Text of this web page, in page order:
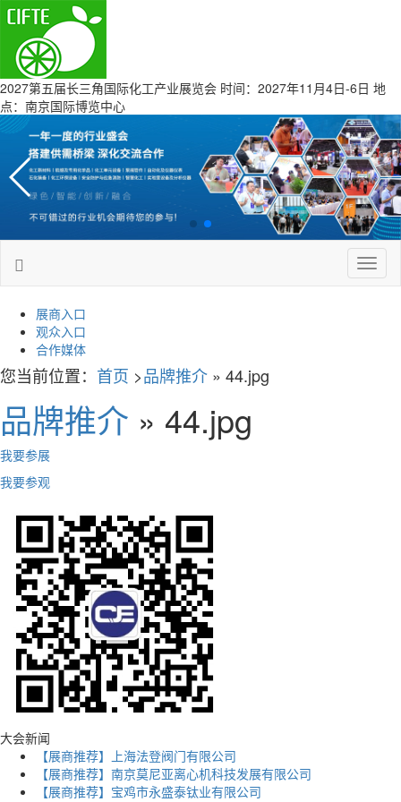
2027第五届长三角国际化工产业展览会 时间：2027年11月4日-6日 地
点：南京国际博览中心
展商入口
观众入口
合作媒体
您当前位置： 首页 >品牌推介 » 44.jpg
品牌推介 » 44.jpg
我要参展
我要参观
大会新闻
【展商推荐】上海法登阀门有限公司
【展商推荐】南京莫尼亚离心机科技发展有限公司
【展商推荐】宝鸡市永盛泰钛业有限公司